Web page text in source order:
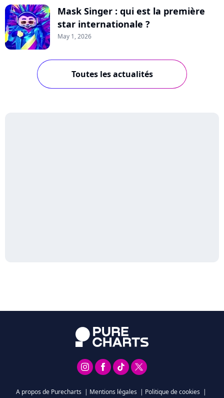
Mask Singer : qui est la première
star internationale ?
May 1, 2026
Toutes les actualités
A propos de Purecharts | Mentions légales | Politique de cookies |